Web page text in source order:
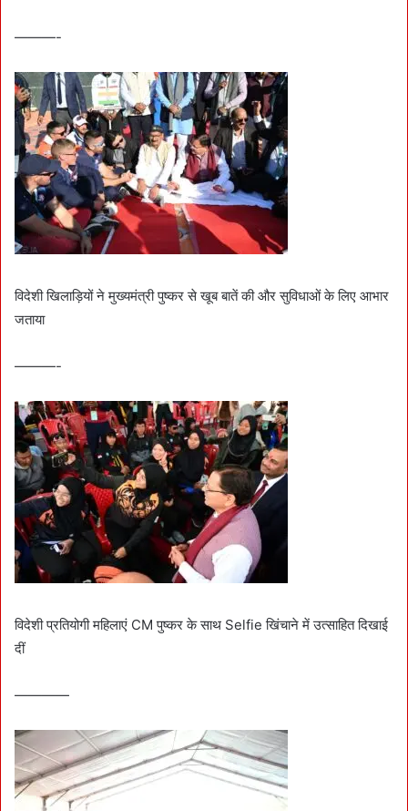
———-
विदेशी खिलाड़ियों ने मुख्यमंत्री पुष्कर से खूब बातें की और सुविधाओं के लिए आभार
जताया
———-
विदेशी प्रतियोगी महिलाएं CM पुष्कर के साथ Selfie खिंचाने में उत्साहित दिखाई
दीं
————